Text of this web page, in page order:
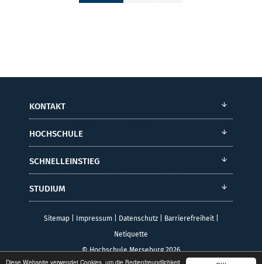
Diese Webseite verwendet Cookies, um die Bedienfreundlichkeit
KONTAKT
HOCHSCHULE
SCHNELLEINSTIEG
STUDIUM
Sitemap| Impressum| Datenschutz| Barrierefreiheit|
Netiquette
© Hochschule Merseburg 2026